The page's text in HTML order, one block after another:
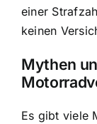
einer
keinen
Mythen
Es gibt viele